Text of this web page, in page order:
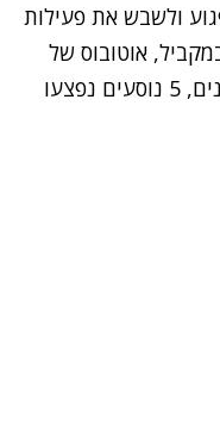
ולשבש את פעילות
אוטובוס של
אגד שנסע לכיוון הכותל נרגם באבנים, 5 נוסעים נפצעו